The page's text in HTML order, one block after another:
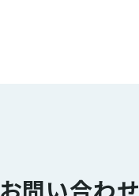
お問い合わせ